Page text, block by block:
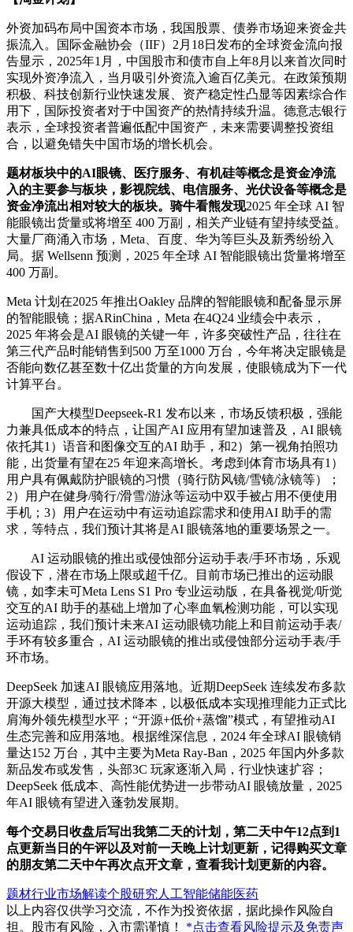
外资加码布局中国资本市场，我国股票、债券市场迎来资金共
振流入。国际金融协会（IIF）2月18日发布的全球资金流向报
告显示，2025年1月，中国股市和债市自上年8月以来首次同时
实现外资净流入，当月吸引外资流入逾百亿美元。在政策预期
积极、科技创新行业快速发展、资产稳定性凸显等因素综合作
用下，国际投资者对于中国资产的热情持续升温。德意志银行
表示，全球投资者普遍低配中国资产，未来需要调整投资组
合，以避免错失中国市场的增长机会。
题材板块中的AI眼镜、医疗服务、有机硅等概念是资金净流
入的主要参与板块，影视院线、电信服务、光伏设备等概念是
资金净流出相对较大的板块。 骑牛看熊发现2025 年全球 AI 智
能眼镜出货量或将增至 400 万副，相关产业链有望持续受益。
大量厂商涌入市场，Meta、百度、华为等巨头及新秀纷纷入
局。据 Wellsenn 预测，2025 年全球 AI 智能眼镜出货量将增至
400 万副。
Meta 计划在2025 年推出Oakley 品牌的智能眼镜和配备显示屏
的智能眼镜；据ARinChina，Meta 在4Q24 业绩会中表示，
2025 年将会是AI 眼镜的关键一年，许多突破性产品，往往在
第三代产品时能销售到500 万至1000 万台，今年将决定眼镜是
否能向数亿甚至数十亿出货量的方向发展，使眼镜成为下一代
计算平台。
国产大模型Deepseek-R1 发布以来，市场反馈积极，强能
力兼具低成本的特点，让国产AI 应用有望加速普及，AI 眼镜
依托其1）语音和图像交互的AI 助手，和2）第一视角拍照功
能，出货量有望在25 年迎来高增长。考虑到体育市场具有1）
用户具有佩戴防护眼镜的习惯（骑行防风镜/雪镜/泳镜等）；
2）用户在健身/骑行/滑雪/游泳等运动中双手被占用不便使用
手机；3）用户在运动中有运动追踪需求和使用AI 助手的需
求，等特点，我们预计其将是AI 眼镜落地的重要场景之一。
AI 运动眼镜的推出或侵蚀部分运动手表/手环市场，乐观
假设下，潜在市场上限或超千亿。目前市场已推出的运动眼
镜，如李未可Meta Lens S1 Pro 专业运动版，在具备视觉/听觉
交互的AI 助手的基础上增加了心率血氧检测功能，可以实现
运动追踪，我们预计未来AI 运动眼镜功能上和目前运动手表/
手环有较多重合，AI 运动眼镜的推出或侵蚀部分运动手表/手
环市场。
DeepSeek 加速AI 眼镜应用落地。近期DeepSeek 连续发布多款
开源大模型，通过技术降本，以极低成本实现推理能力正式比
肩海外领先模型水平；“开源+低价+蒸馏”模式，有望推动AI
生态完善和应用落地。根据维深信息，2024 年全球AI 眼镜销
量达152 万台，其中主要为Meta Ray-Ban，2025 年国内外多款
新品发布或发售，头部3C 玩家逐渐入局，行业快速扩容；
DeepSeek 低成本、高性能优势进一步带动AI 眼镜放量，2025
年AI 眼镜有望进入蓬勃发展期。
每个交易日 收盘后写出我第二天的计划，第二天中午12点到1
点更新当日的午评以及对前一天晚上计划更新，记得购买文章
的朋友第二天中午再次点开文章，查看我计划更新的内容。
题材行业市场解读个股研究 人工智能储能医药
以上内容仅供学习交流，不作为投资依据，据此操作风险自
担。股市有风险，入市需谨慎！ *点击查看风险提示及免责声